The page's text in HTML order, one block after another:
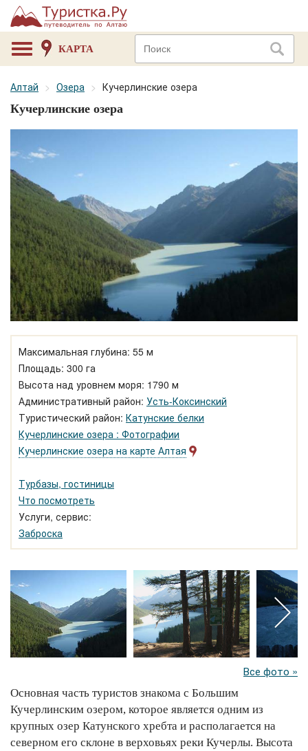
КАРТА
Алтай Озера
Кучерлинские озера
Кучерлинские озера
Максимальная глубина: 55 м
Площадь: 300 га
Высота над уровнем моря: 1790 м
Административный район: Усть-Коксинский
Туристический район: Катунские белки
Кучерлинские озера : Фотографии
Кучерлинские озера на карте Алтая
Турбазы, гостиницы
Что посмотреть
Услуги, сервис:
Заброска
Все фото »
Основная часть туристов знакома с Большим
Кучерлинским озером, которое является одним из
крупных озер Катунского хребта и располагается на
северном его склоне в верховьях реки Кучерлы. Высота